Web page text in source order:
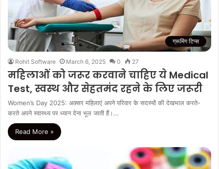
ग्रूमिंग टिप्स
Rohit Software March 6, 2025 0 27
महिलाओं को जरूर करवाने चाहिए ये Medical
Test, स्वस्थ और सेहतमंद रहने के लिए जरूरी
Women’s Day 2025: अक्‍सर महिलाएं अपने परिवार के सदस्यों की देखभाल करते-
करते अपने स्‍वास्‍थ्‍य पर ध्यान देना भूल जाती हैं।…
Read More »